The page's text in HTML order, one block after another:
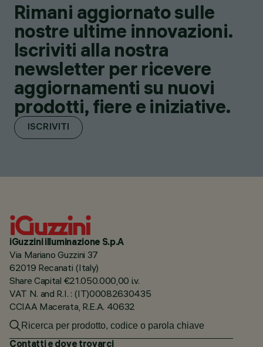
Rimani aggiornato sulle
nostre ultime innovazioni.
Iscriviti alla nostra
newsletter per ricevere
aggiornamenti su nuovi
prodotti, fiere e iniziative.
ISCRIVITI
iGuzzini illuminazione S.p.A
Via Mariano Guzzini 37
62019 Recanati (Italy)
Share Capital €21.050.000,00 i.v.
VAT N. and R.I. : (IT)00082630435
CCIAA Macerata, R.E.A. 40632
Contatti e dove trovarci